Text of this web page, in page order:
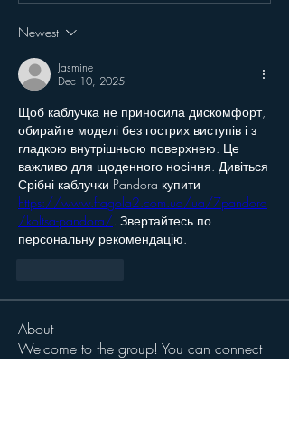
Newest
Jasmine
Dec 10, 2025
Щоб каблучка не приносила дискомфорт,
обирайте моделі без гострих виступів і з
гладкою внутрішньою поверхнею. Це
важливо для щоденного носіння. Дивіться
https://www.fragola2.com.ua/ua/7pandora
/koltsa-pandora/. Звертайтесь по
персональну рекомендацію.
About
Welcome to the group! You can connect